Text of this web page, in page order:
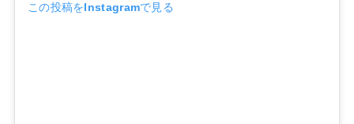
この投稿をInstagramで見る